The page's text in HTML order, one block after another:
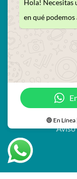

Horario: De
Avda.
18697 - La
©
Aviso
Hola! Necesitas
en qué
🟢 En